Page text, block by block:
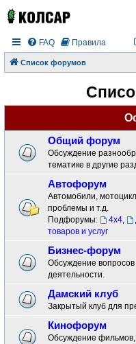
FAQ Правила
Список форумов
Общий форум
Обсуждение
тематике в другие
Автофорум
Автомобили,
проблемы и т.д.
Подфорумы:
4x4,
товаров и услуг
Бизнес-форум
Обсуждение
деятельности.
Дамский клуб
Закрытый клуб для
Кинофорум
Обсуждение фильмов,